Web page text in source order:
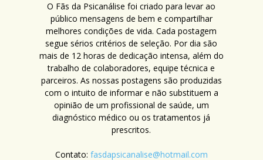
O Fãs da Psicanálise foi criado para levar ao
público mensagens de bem e compartilhar
melhores condições de vida. Cada postagem
segue sérios critérios de seleção. Por dia são
mais de 12 horas de dedicação intensa, além do
trabalho de colaboradores, equipe técnica e
parceiros. As nossas postagens são produzidas
com o intuito de informar e não substituem a
opinião de um profissional de saúde, um
diagnóstico médico ou os tratamentos já
prescritos.
Contato: fasdapsicanalise@hotmail.com